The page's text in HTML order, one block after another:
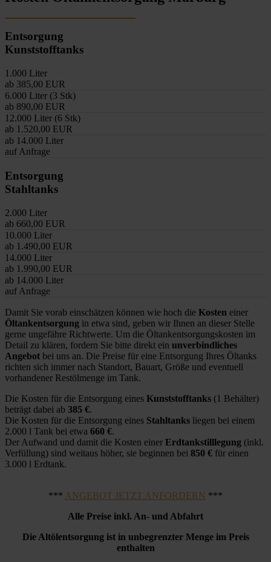
Entsorgung
Kunststofftanks
1.000 Liter
ab 385,00 EUR
6.000 Liter (3 Stk)
ab 890,00 EUR
12.000 Liter (6 Stk)
ab 1.520,00 EUR
ab 14.000 Liter
auf Anfrage
Entsorgung
Stahltanks
2.000 Liter
ab 660,00 EUR
10.000 Liter
ab 1.490,00 EUR
14.000 Liter
ab 1.990,00 EUR
ab 14.000 Liter
auf Anfrage
Damit Sie vorab einschätzen können wie hoch die Kosten einer
Öltankentsorgung in etwa sind, geben wir Ihnen an dieser Stelle
gerne ungefähre Richtwerte. Um die Öltankentsorgungskosten im
Detail zu klären, fordern Sie bitte direkt ein unverbindliches
Angebot bei uns an. Die Preise für eine Entsorgung Ihres Öltanks
richten sich immer nach Standort, Bauart, Größe und eventuell
vorhandener Restölmenge im Tank.
Die Kosten für die Entsorgung eines Kunststofftanks (1 Behälter)
beträgt dabei ab 385 €.
Die Kosten für die Entsorgung eines Stahltanks liegen bei einem
2.000 l Tank bei etwa 660 €.
Der Aufwand und damit die Kosten einer Erdtankstilllegung (inkl.
Verfüllung) sind weitaus höher, sie beginnen bei 850 € für einen
3.000 l Erdtank.
*** ANGEBOT JETZT ANFORDERN ***
Alle Preise inkl. An- und Abfahrt
Die Altölentsorgung ist in unbegrenzter Menge im Preis
enthalten